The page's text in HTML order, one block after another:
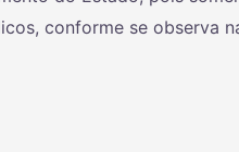
conforme se observa